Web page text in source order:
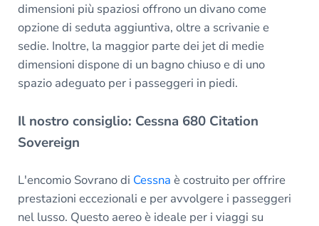
dimensioni più spaziosi offrono un divano come
opzione di seduta aggiuntiva, oltre a scrivanie e
sedie. Inoltre, la maggior parte dei jet di medie
dimensioni dispone di un bagno chiuso e di uno
spazio adeguato per i passeggeri in piedi.
Il nostro consiglio: Cessna 680 Citation
Sovereign
L'encomio Sovrano di Cessna è costruito per offrire
prestazioni eccezionali e per avvolgere i passeggeri
nel lusso. Questo aereo è ideale per i viaggi su